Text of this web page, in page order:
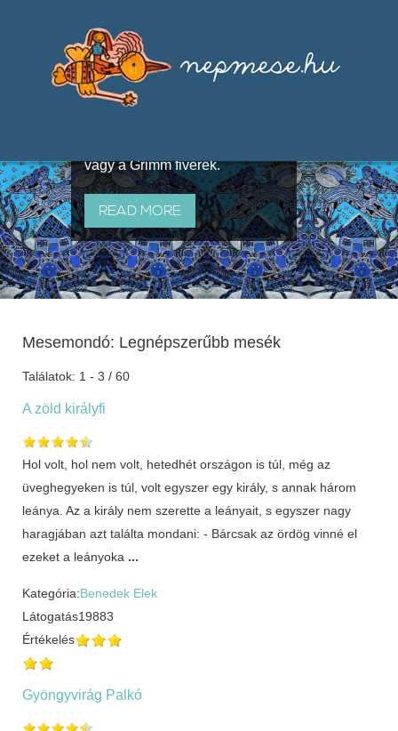
útján terjedő elbeszélésekből,
melyeket olyan ismert gyűjtők
állítottak össze, mint Benedek
vagy a Grimm fivérek.
READ MORE
Mesemondó: Legnépszerűbb mesék
Találatok: 1 - 3 / 60
A zöld királyfi
Hol volt, hol nem volt, hetedhét országon is túl, még az
üveghegyeken is túl, volt egyszer egy király, s annak három
leánya. Az a király nem szerette a leányait, s egyszer nagy
haragjában azt találta mondani: - Bárcsak az ördög vinné el
ezeket a leányoka ...
Kategória:Benedek Elek
Látogatás19883
Értékelés
Gyöngyvirág Palkó